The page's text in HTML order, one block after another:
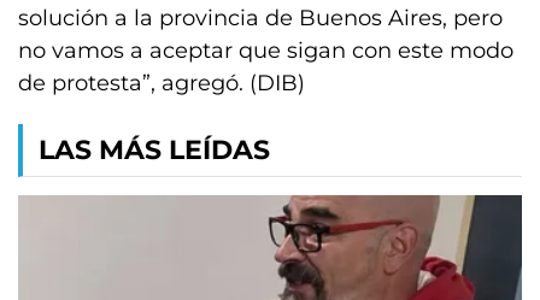
solución a la provincia de Buenos Aires, pero
no vamos a aceptar que sigan con este modo
de protesta”, agregó. (DIB)
LAS MÁS LEÍDAS